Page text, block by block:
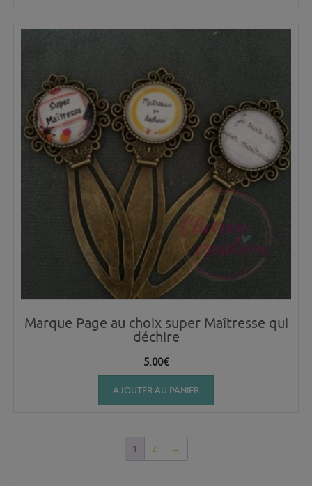
Marque Page au choix super Maîtresse qui
déchire
5.00€
AJOUTER AU PANIER
1 2 →